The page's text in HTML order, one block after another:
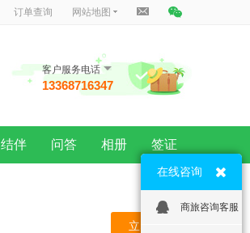
订单查询 网站地图
客户服务电话
13368716347
结伴 问答 相册 签证
立即预订
在线咨询
商旅咨询客服